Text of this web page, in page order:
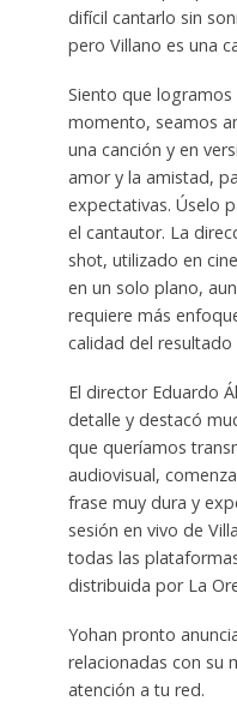
difícil cantarlo sin
pero Villano es una
Siento que
momento, seamos
una canción y en
amor y la amistad,
expectativas. Úselo
el cantautor. La
shot, utilizado en
en un solo plano,
requiere más
calidad del resultado
El director Eduardo
detalle y destacó
que queríamos
audiovisual,
frase muy dura y
sesión en vivo de
todas las
distribuida por La
Yohan pronto
relacionadas con su
atención a tu red.